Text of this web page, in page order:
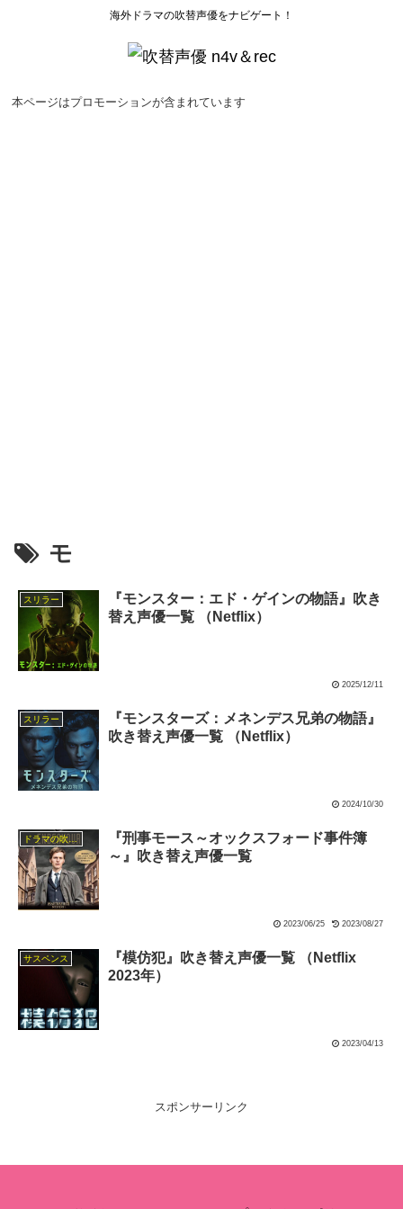
海外ドラマの吹替声優をナビゲート！
本ページはプロモーションが含まれています
モ
スリラー
『モンスター：エド・ゲインの物語』吹き
替え声優一覧 （Netflix）
2025/12/11
スリラー
『モンスターズ：メネンデス兄弟の物語』
吹き替え声優一覧 （Netflix）
2024/10/30
ドラマの吹替キャスト
『刑事モース～オックスフォード事件簿
～』吹き替え声優一覧
2023/06/25 2023/08/27
サスペンス
『模仿犯』吹き替え声優一覧 （Netflix
2023年）
2023/04/13
スポンサーリンク